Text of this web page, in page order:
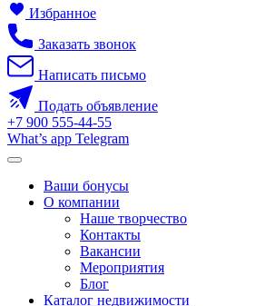
Избранное
Заказать звонок
Написать письмо
Подать объявление
+7 900 555-44-55
What’s app Telegram
Ваши бонусы
О компании
Наше творчество
Контакты
Вакансии
Мероприятия
Блог
Каталог недвижимости